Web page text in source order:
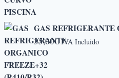
desde
5,20€
GAS REFRIGERANTE
35,00€ IVA Incluido